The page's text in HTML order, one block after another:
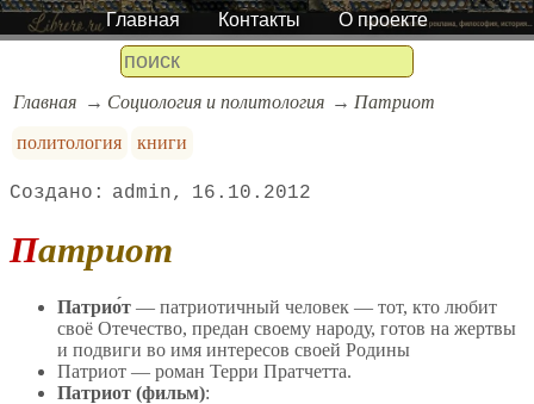
Главная Контакты О проекте
Главная Социология и политология
Патриот
политология
книги
admin 16.10.2012
Патриот
Патрио́т — патриотичный человек — тот, кто любит
своё Отечество, предан своему народу, готов на жертвы
и подвиги во имя интересов своей Родины
Патриот — роман Терри Пратчетта.
Патриот (фильм):